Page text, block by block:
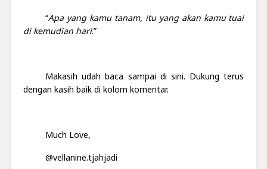
“Apa yang kamu tanam, itu yang akan kamu tuai
di kemudian hari.”
Makasih udah baca sampai di sini. Dukung terus
dengan kasih baik di kolom komentar.
Much Love,
@vellanine.tjahjadi